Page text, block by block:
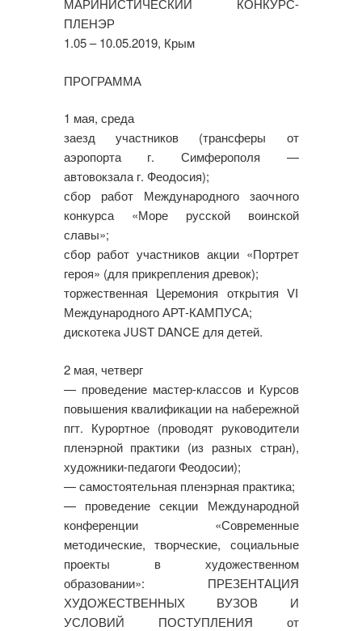
МАРИНИСТИЧЕСКИЙ КОНКУРС-
ПЛЕНЭР
1.05 – 10.05.2019, Крым
ПРОГРАММА
1 мая, среда
заезд участников (трансферы от
аэропорта г. Симферополя —
автовокзала г. Феодосия);
сбор работ Международного заочного
конкурса «Море русской воинской
славы»;
сбор работ участников акции «Портрет
героя» (для прикрепления древок);
торжественная Церемония открытия VI
Международного АРТ-КАМПУСА;
дискотека JUST DANCE для детей.
2 мая, четверг
— проведение мастер-классов и Курсов
повышения квалификации на набережной
пгт. Курортное (проводят руководители
пленэрной практики (из разных стран),
художники-педагоги Феодосии);
— самостоятельная пленэрная практика;
— проведение секции Международной
конференции «Современные
методические, творческие, социальные
проекты в художественном
образовании»: ПРЕЗЕНТАЦИЯ
ХУДОЖЕСТВЕННЫХ ВУЗОВ И
УСЛОВИЙ ПОСТУПЛЕНИЯ от